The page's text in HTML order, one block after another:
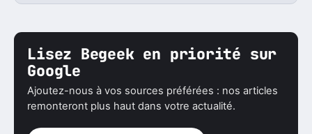
Lisez Begeek en priorité sur
Google
Ajoutez-nous à vos sources préférées : nos articles
remonteront plus haut dans votre actualité.